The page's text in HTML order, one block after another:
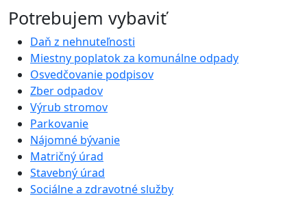
Potrebujem vybaviť
Daň z nehnuteľnosti
Miestny poplatok za komunálne odpady
Osvedčovanie podpisov
Zber odpadov
Výrub stromov
Parkovanie
Nájomné bývanie
Matričný úrad
Stavebný úrad
Sociálne a zdravotné služby